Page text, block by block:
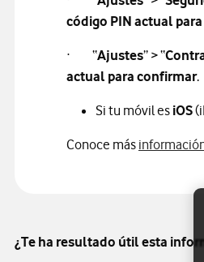
código PIN actual
· “Ajustes” > “
actual para confirmar.
Si tu móvil es iOS
Conoce más
¿Te ha resultado útil esta